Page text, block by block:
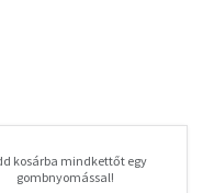
is!
kosárba mindkettőt egy
gombnyomással!